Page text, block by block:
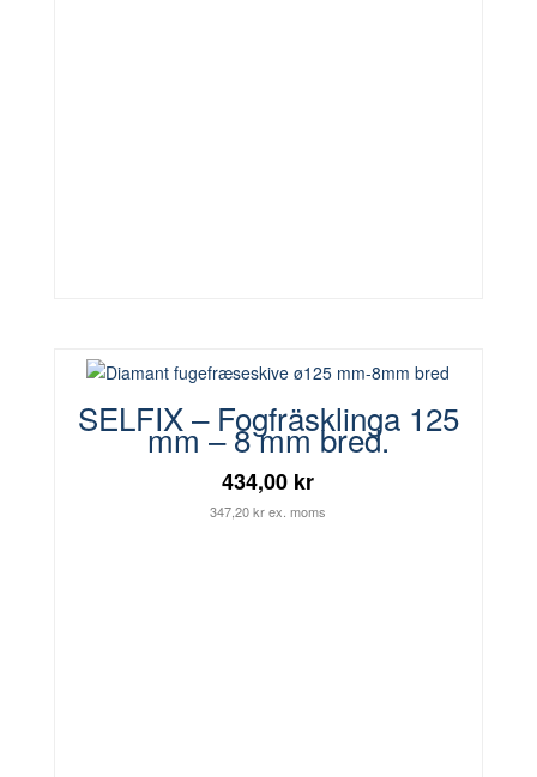
SELFIX – Fogfräsklinga 125
mm – 8 mm bred.
434,00 kr
347,20 kr ex. moms